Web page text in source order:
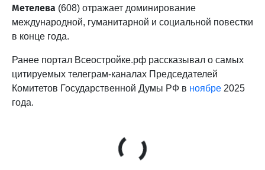
Метелева (608) отражает доминирование
международной, гуманитарной и социальной повестки
в конце года.
Ранее портал Всеостройке.рф рассказывал о самых
цитируемых телеграм-каналах Председателей
Комитетов Государственной Думы РФ в ноябре 2025
года.